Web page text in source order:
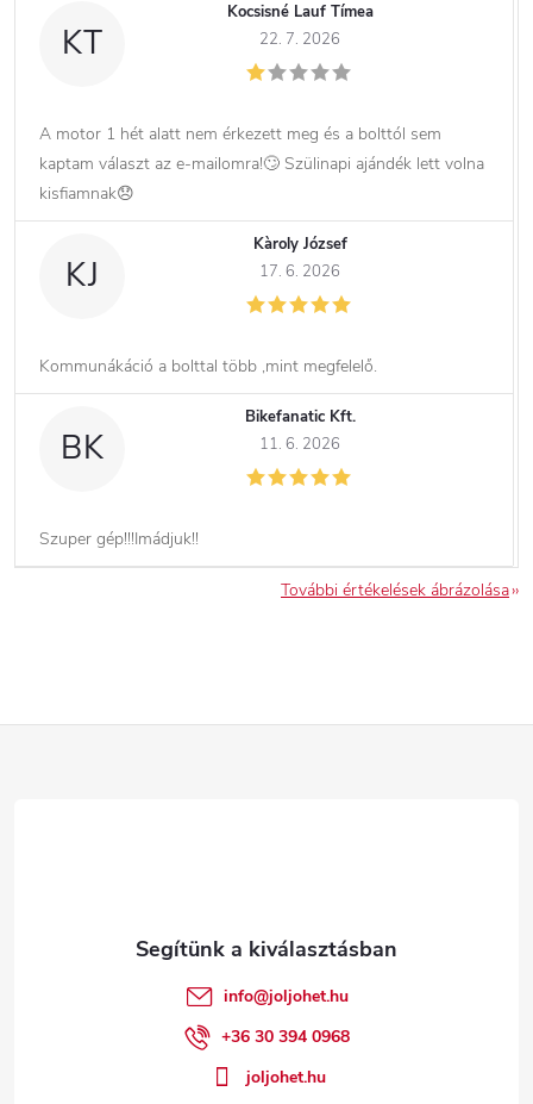
KT
Kocsisné Lauf Tímea
22. 7. 2026
A motor 1 hét alatt nem érkezett meg és a bolttól sem
kaptam választ az e-mailomra!🙄 Szülinapi ajándék lett volna
kisfiamnak😞
KJ
Kàroly József
17. 6. 2026
Kommunákáció a bolttal több ,mint megfelelő.
BK
Bikefanatic Kft.
11. 6. 2026
Szuper gép!!!Imádjuk!!
További értékelések ábrázolása
info@joljohet.hu
+36 30 394 0968
joljohet.hu